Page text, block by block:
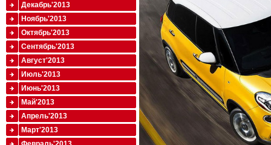
Декабрь'2013
Ноябрь'2013
Октябрь'2013
Сентябрь'2013
Август'2013
Июль'2013
Июнь'2013
Май'2013
Апрель'2013
Март'2013